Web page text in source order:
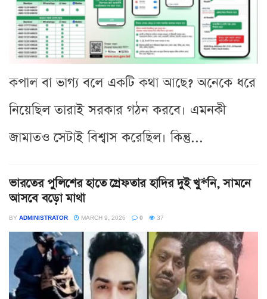
কপাল বা ভাগ্য বলে একটি কথা আছে? অনেকে ধরে
নিয়েছিল তারাই সরকার গঠন করবে। এমনকী
জামাতও সেটাই বিশ্বাস করেছিল। কিন্তু...
ভারতের পুলিশের হাতে গ্রেফতার হাদির দুই খু*নি, সামনে
আসবে বড়ো মাথা
BY ADMINISTRATOR MARCH 9, 2026 0 37